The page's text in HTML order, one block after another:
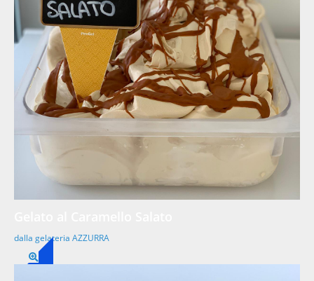
dalla gelateria AZZURRA